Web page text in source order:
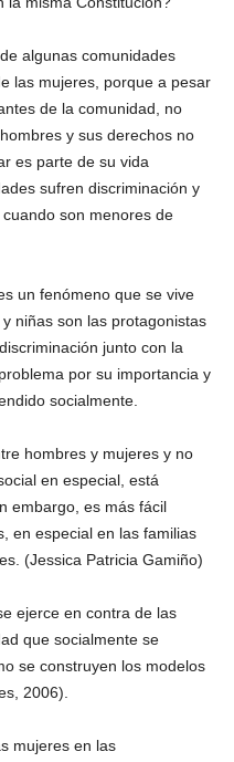
algunas comunidades
las mujeres, porque a pesar
de la comunidad, no
y sus derechos no
es parte de su vida
sufren discriminación y
son menores de
un fenómeno que se vive
niñas son las protagonistas
junto con la
por su importancia y
socialmente.
hombres y mujeres y no
en especial, está
embargo, es más fácil
en especial en las familias
(Jessica Patricia Gamiño)
ejerce en contra de las
que socialmente se
se construyen los modelos
2006).
mujeres en las